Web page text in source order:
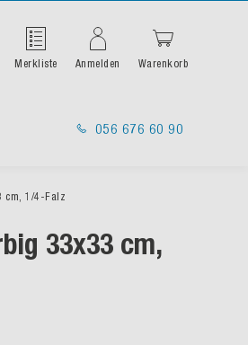
Merkliste Anmelden Warenkorb
056 676 60 90
cm, 1/4-Falz
33x33 cm,